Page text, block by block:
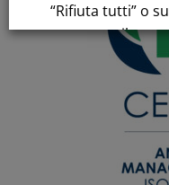
“Rifiuta tutti” o
comporta il
default e la
in assenza di
tracciamento
Per maggiori